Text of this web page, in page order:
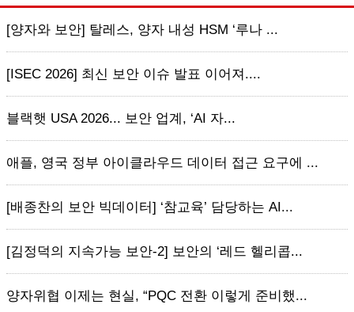
[양자와 보안] 탈레스, 양자 내성 HSM ‘루나 ...
[ISEC 2026] 최신 보안 이슈 발표 이어져....
블랙햇 USA 2026... 보안 업계, ‘AI 자...
애플, 영국 정부 아이클라우드 데이터 접근 요구에 ...
[배종찬의 보안 빅데이터] ‘참교육’ 담당하는 AI...
[김정덕의 지속가능 보안-2] 보안의 ‘레드 헬리콥...
양자위협 이제는 현실, “PQC 전환 이렇게 준비했...